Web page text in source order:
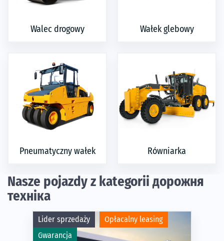
Walec drogowy Wałek glebowy
Pneumatyczny wałek Równiarka
Nasze pojazdy z kategorii дорожня
техніка
Lider sprzedaży
Opłacalny leasing
Gwarancja